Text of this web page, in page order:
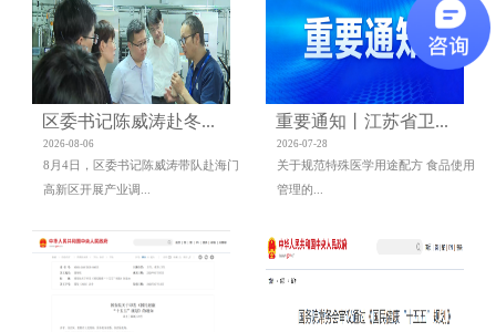
区委书记陈威涛赴冬...
2026-08-06
8月4日，区委书记陈威涛带队赴海门
高新区开展产业调...
重要通知丨江苏省卫...
2026-07-28
关于规范特殊医学用途配方 食品使用
管理的...